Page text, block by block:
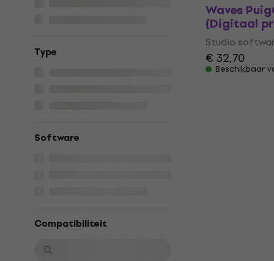
Type
Software
Compatibiliteit
Waves
(Digitaal
Studio
€ 32,70
Beschikbaar